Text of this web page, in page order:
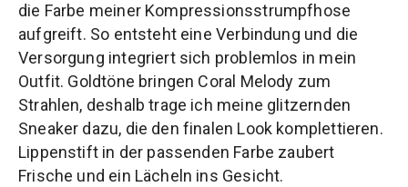
die Farbe meiner Kompressionsstrumpfhose
aufgreift. So entsteht eine Verbindung und die
Versorgung integriert sich problemlos in mein
Outfit. Goldtöne bringen Coral Melody zum
Strahlen, deshalb trage ich meine glitzernden
Sneaker dazu, die den finalen Look komplettieren.
Lippenstift in der passenden Farbe zaubert
Frische und ein Lächeln ins Gesicht.